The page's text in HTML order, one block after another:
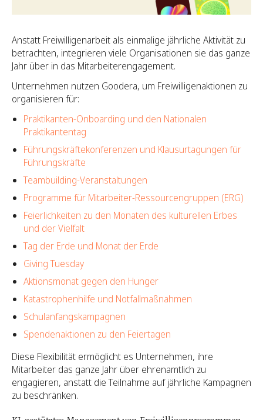
Anstatt Freiwilligenarbeit als einmalige jährliche Aktivität zu
betrachten, integrieren viele Organisationen sie das ganze
Jahr über in das Mitarbeiterengagement.
Unternehmen nutzen Goodera, um Freiwilligenaktionen zu
organisieren für:
Praktikanten-Onboarding und den Nationalen
Praktikantentag
Führungskräftekonferenzen und Klausurtagungen für
Führungskräfte
Teambuilding-Veranstaltungen
Programme für Mitarbeiter-Ressourcengruppen (ERG)
Feierlichkeiten zu den Monaten des kulturellen Erbes
und der Vielfalt
Tag der Erde und Monat der Erde
Giving Tuesday
Aktionsmonat gegen den Hunger
Katastrophenhilfe und Notfallmaßnahmen
Schulanfangskampagnen
Spendenaktionen zu den Feiertagen
Diese Flexibilität ermöglicht es Unternehmen, ihre
Mitarbeiter das ganze Jahr über ehrenamtlich zu
engagieren, anstatt die Teilnahme auf jährliche Kampagnen
zu beschränken.